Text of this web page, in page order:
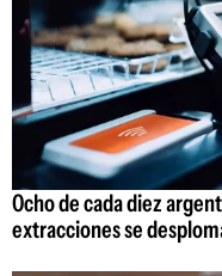
Ocho de cada diez
extracciones se